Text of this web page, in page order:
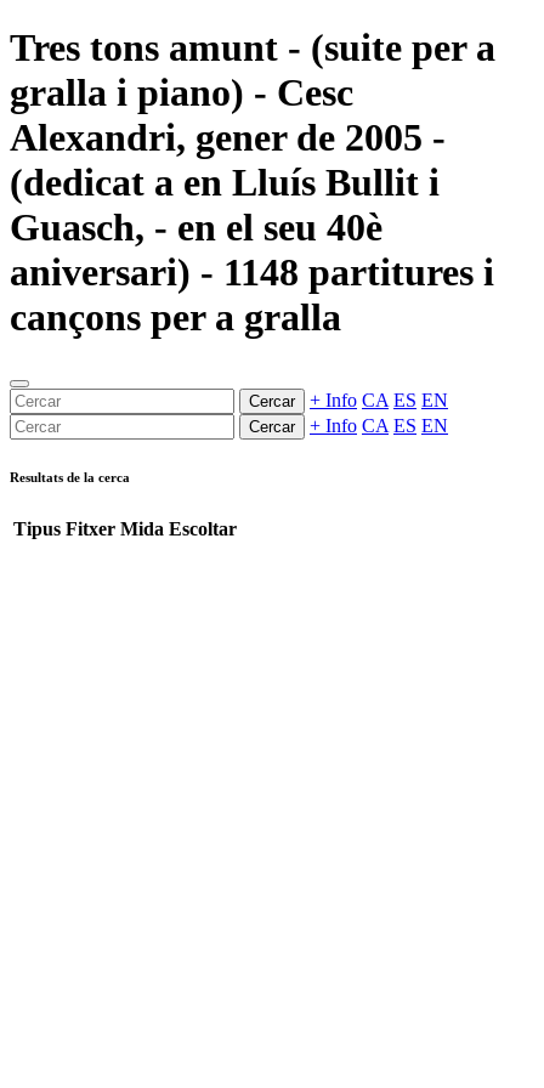
Tres tons amunt - (suite per a
gralla i piano) - Cesc
Alexandri, gener de 2005 -
(dedicat a en Lluís Bullit i
Guasch, - en el seu 40è
aniversari) - 1148 partitures i
cançons per a gralla
Cercar + Info CA ES EN
Cercar + Info CA ES EN
Resultats de la cerca
Tipus Fitxer Mida Escoltar